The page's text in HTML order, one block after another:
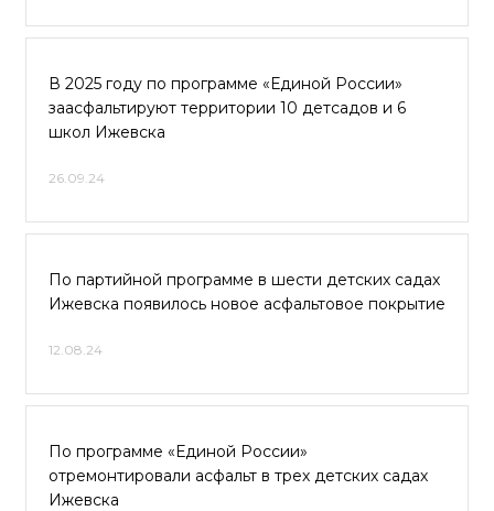
В 2025 году по программе «Единой России»
заасфальтируют территории 10 детсадов и 6
школ Ижевска
26.09.24
По партийной программе в шести детских садах
Ижевска появилось новое асфальтовое покрытие
12.08.24
По программе «Единой России»
отремонтировали асфальт в трех детских садах
Ижевска